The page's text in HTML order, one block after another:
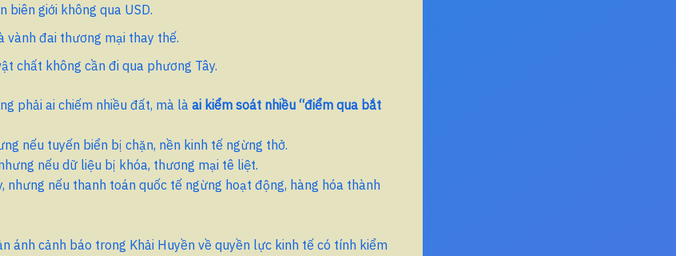
biên giới không qua USD.
vành đai thương mại thay thế.
chất không cần đi qua phương Tây.
phải ai chiếm nhiều đất, mà là ai kiểm soát nhiều “điểm qua bắt
nếu tuyến biển bị chặn, nền kinh tế ngừng thở.
nếu dữ liệu bị khóa, thương mại tê liệt.
nhưng nếu thanh toán quốc tế ngừng hoạt động, hàng hóa thành
ánh cảnh báo trong Khải Huyền về quyền lực kinh tế có tính kiểm